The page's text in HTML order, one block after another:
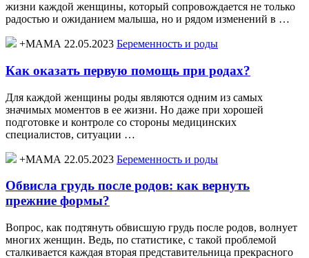
жизни каждой женщины, который сопровождается не только
радостью и ожиданием малыша, но и рядом изменений в …
+МАМА 22.05.2023 Беременность и роды
Как оказать первую помощь при родах?
Для каждой женщины роды являются одним из самых
значимых моментов в ее жизни. Но даже при хорошей
подготовке и контроле со стороны медицинских
специалистов, ситуации …
+МАМА 22.05.2023 Беременность и роды
Обвисла грудь после родов: как вернуть
прежние формы?
Вопрос, как подтянуть обвисшую грудь после родов, волнует
многих женщин. Ведь, по статистике, с такой проблемой
сталкивается каждая вторая представительница прекрасного